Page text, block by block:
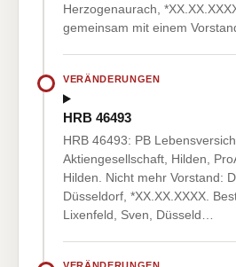
Herzogenaurach,
gemeinsam mit einem
VERÄNDERUNGEN
HRB 46493
HRB 46493: PB
Aktiengesellschaft, Hilden,
Hilden. Nicht mehr Vorstand:
Düsseldorf, *XX.XX.XXXX.
Lixenfeld, Sven, Düsseld…